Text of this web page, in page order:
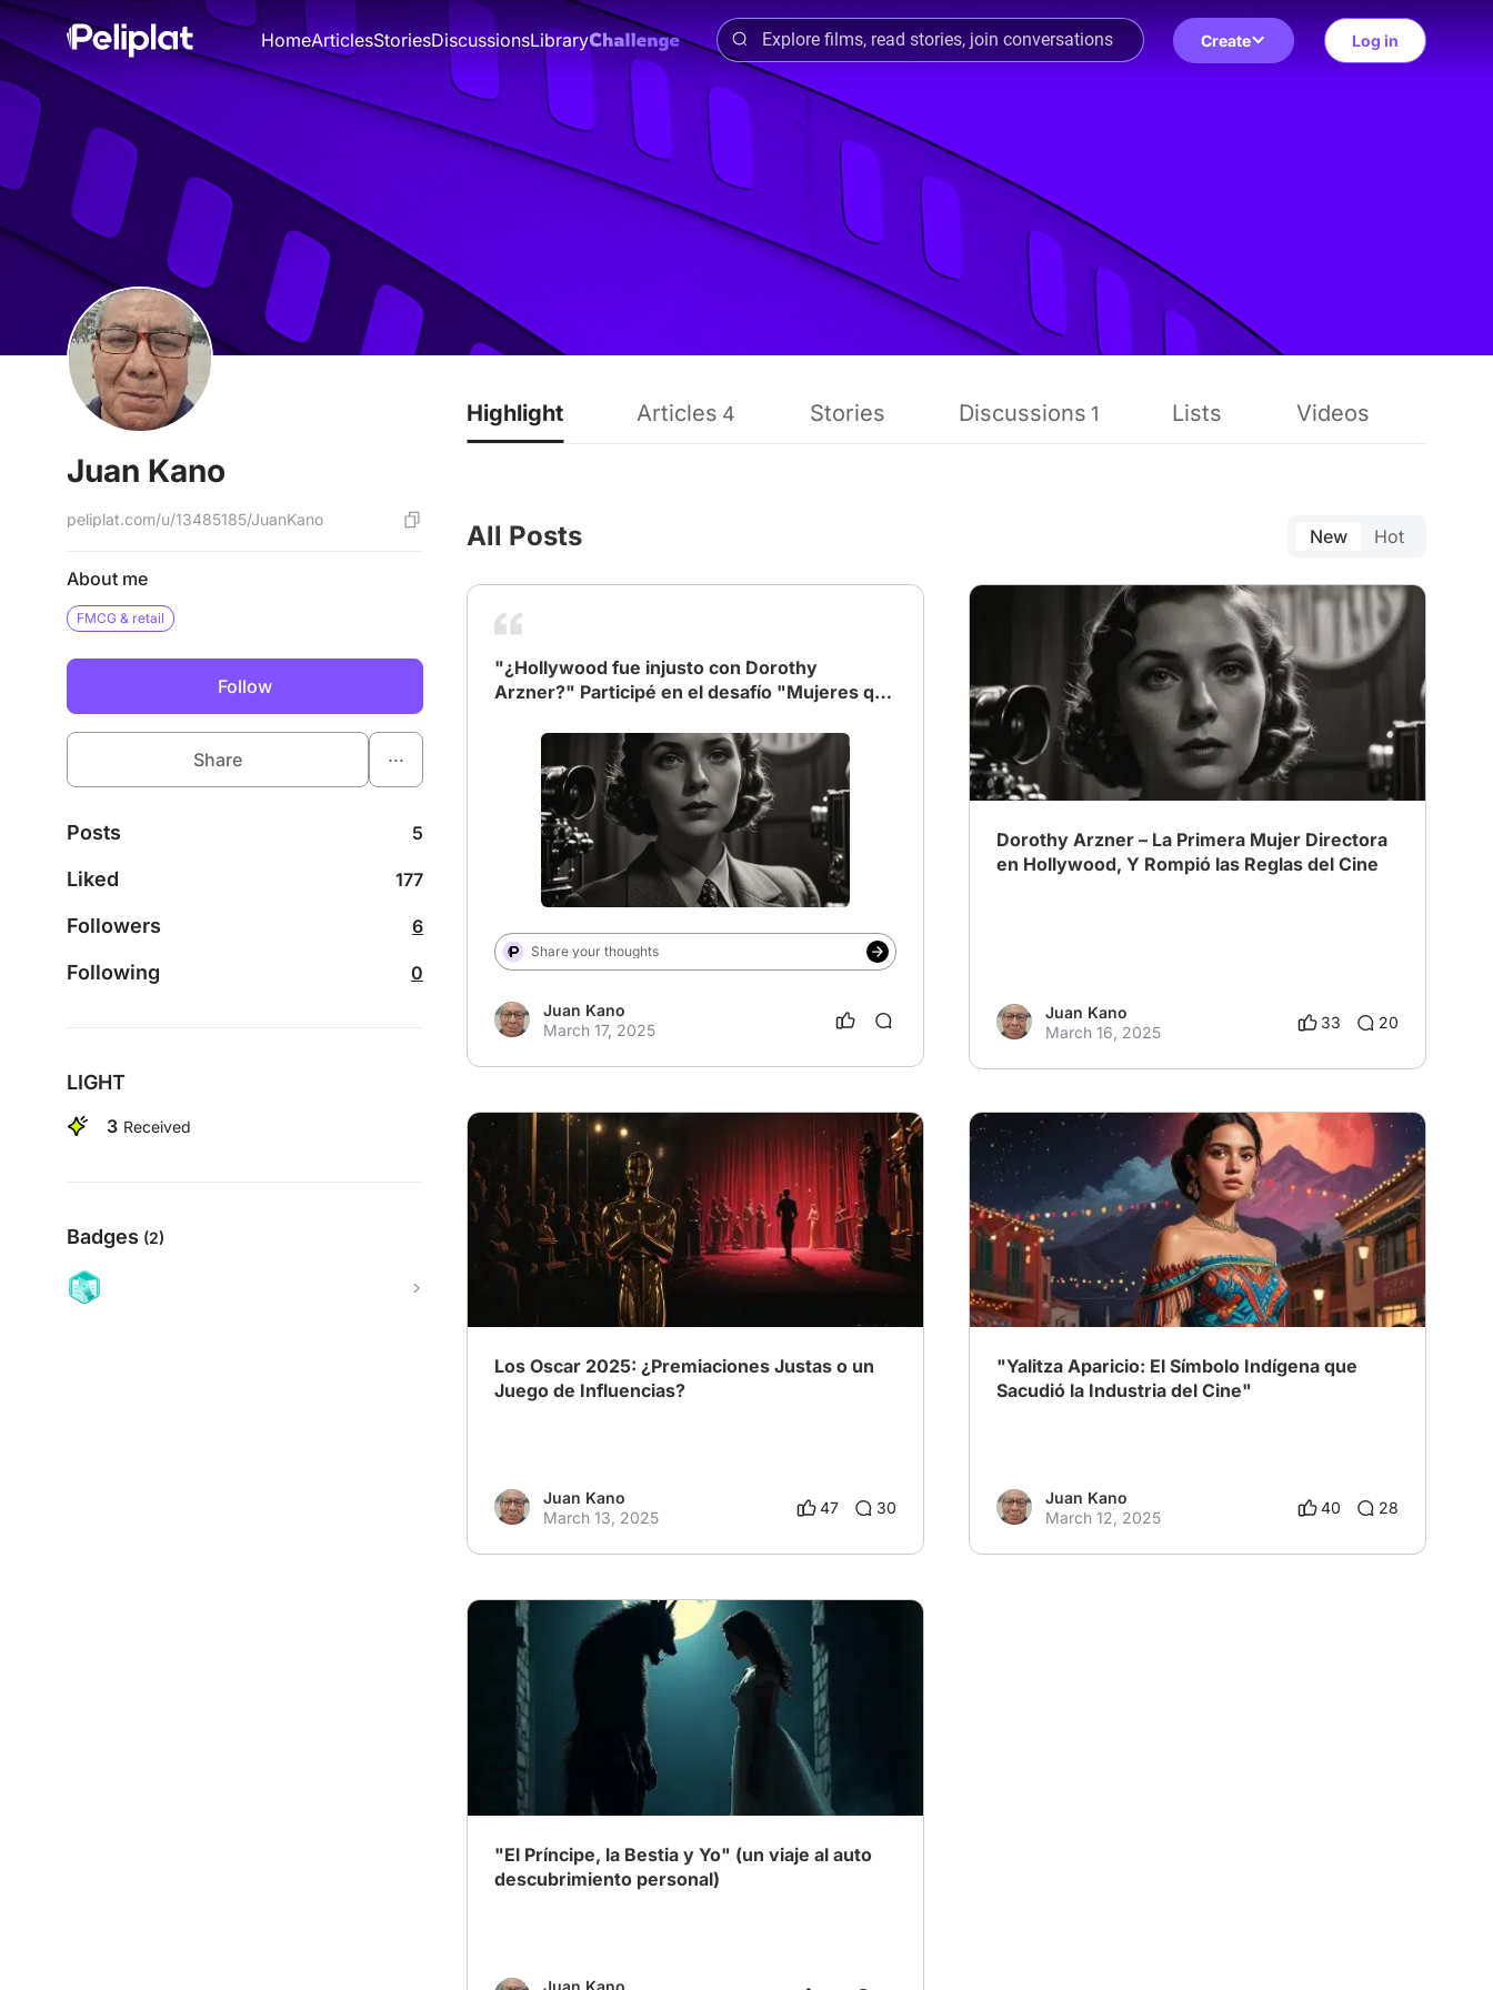
HomeArticlesStoriesDiscussionsLibrary Create Log in
Juan Kano
peliplat.com/u/13485185/JuanKano
About me
FMCG & retail
Follow
Share ...
Posts 5
Liked 177
Followers 6
Following 0
LIGHT
3 Received
Badges (2)
Highlight Articles 4 Stories Discussions 1 Lists Videos
All Posts New Hot
"¿Hollywood fue injusto con Dorothy
Arzner?" Participé en el desafío "Mujeres que
directo a los inicios del séptimo arte en
Hollywood. Ahí encontré una historia que
muchos desconocen: Dorothy Arzner, la
primera mujer en dirigir películas en el
sistema de estudios de Hollywood. No solo
rompió barreras en una industria dominada
por hombres, sino que también inventó el
micrófono boom, una herramienta que sigue
usándose en el cine actual. Sin embargo, su
nombre quedó en el olvido mientras sus
reconocimiento. Esto me dejó con una
pregunta que quiero debatir con ustedes: ❓
reconocimiento por su impacto en la
industria? Hice una reseña sobre su legado y
me encantaría que la vieran para seguir con el
debate. ¡Les dejo el link para que me
concedan el honor de debatir sobre la
importancia de esta gran mujer que
revolucionó la historia del cine, saludos y
bendiciones
https://www.peliplat.com/es/article/1004864
8/dorothy-arzner-la-primera-mujer-
del-cine
Share your thoughts
Juan Kano
March 17, 2025
Dorothy Arzner – La Primera Mujer Directora
en Hollywood, Y Rompió las Reglas del Cine
Juan Kano
March 16, 2025
33 20
Los Oscar 2025: ¿Premiaciones Justas o un
Juego de Influencias?
Juan Kano
March 13, 2025
47 30
"Yalitza Aparicio: El Símbolo Indígena que
Sacudió la Industria del Cine"
Juan Kano
March 12, 2025
40 28
"El Príncipe, la Bestia y Yo" (un viaje al auto
descubrimiento personal)
Juan Kano